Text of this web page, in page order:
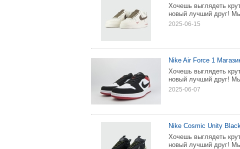
Хочешь выглядеть
новый лучший друг!
2025-06-15
Nike Air Force 1
Хочешь выглядеть
новый лучший друг!
2025-06-07
Nike Cosmic Unity
Хочешь выглядеть
новый лучший друг!